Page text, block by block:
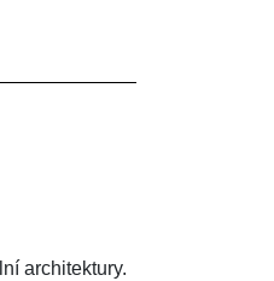
architektury.